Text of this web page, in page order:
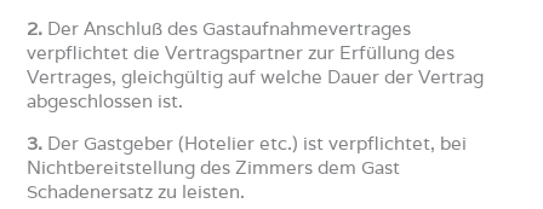
2. Der Anschluß des Gastaufnahmevertrages
verpflichtet die Vertragspartner zur Erfüllung des
Vertrages, gleichgültig auf welche Dauer der Vertrag
abgeschlossen ist.
3. Der Gastgeber (Hotelier etc.) ist verpflichtet, bei
Nichtbereitstellung des Zimmers dem Gast
Schadenersatz zu leisten.